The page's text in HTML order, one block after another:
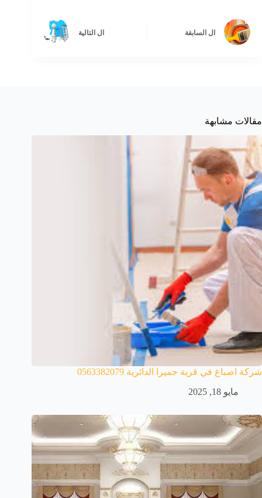
ال السابقة ال التالية
مقالات مشابهة
شركة اصباغ في قرية جميرا الدائرية 0563382079
مايو 18, 2025